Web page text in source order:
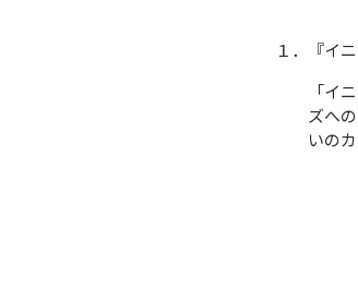
１．『イ
「イ
ズへ
いの